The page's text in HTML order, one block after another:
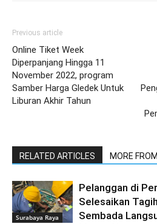
Previous article
Online Tiket Week
Diperpanjang Hingga 11
November 2022, program
Samber Harga Gledek Untuk
Liburan Akhir Tahun
RELATED ARTICLES MORE
Surabaya Raya
Pelanggan di
Selesaikan
Sembada